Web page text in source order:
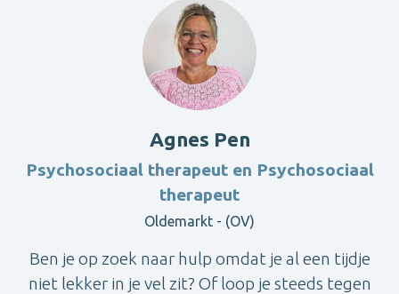
Agnes Pen
Psychosociaal therapeut en Psychosociaal
therapeut
Oldemarkt - (OV)
Ben je op zoek naar hulp omdat je al een tijdje
niet lekker in je vel zit? Of loop je steeds tegen